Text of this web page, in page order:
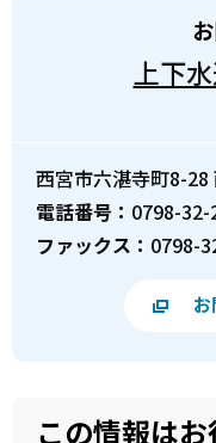
上下
西宮市六湛寺町8-
電話番号： 0798-32-
ファックス： 0798-
この情報は